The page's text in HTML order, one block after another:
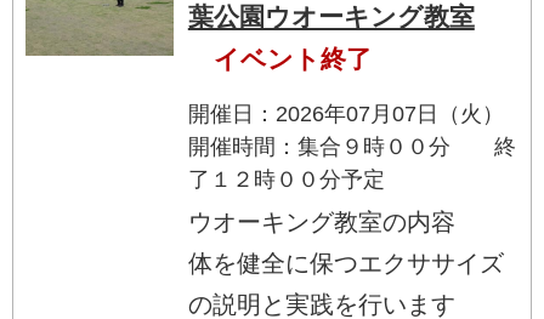
葉公園ウオーキング教室
イベント終了
開催日：2026年07月07日（火）
開催時間：集合９時００分 終
了１２時００分予定
ウオーキング教室の内容
体を健全に保つエクササイズ
の説明と実践を行います